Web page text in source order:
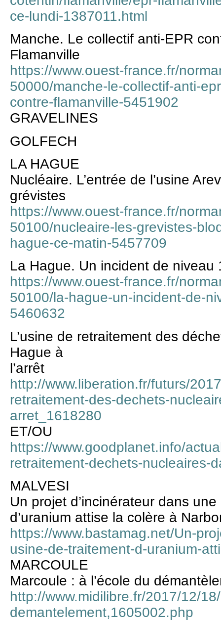
ce-lundi-1387011.html
Manche. Le collectif anti-EPR
Flamanville
https://www.ouest-france.fr/
50000/manche-le-collectif-anti-
contre-flamanville-5451902
GRAVELINES
GOLFECH
LA HAGUE
Nucléaire. L’entrée de l’usine
grévistes
https://www.ouest-france.fr/
50100/nucleaire-les-grevistes-
hague-ce-matin-5457709
La Hague. Un incident de niveau
https://www.ouest-france.fr/
50100/la-hague-un-incident-de-
5460632
L’usine de retraitement des
Hague à
l’arrêt
http://www.liberation.fr/futurs/
retraitement-des-dechets-
arret_1618280
ET/OU
https://www.goodplanet.info/
retraitement-dechets-nucleaires-
MALVESI
Un projet d’incinérateur dans
d’uranium attise la colère à
https://www.bastamag.net/Un-
usine-de-traitement-d-uranium-
MARCOULE
Marcoule : à l’école du
http://www.midilibre.fr/2017/12/
demantelement,1605002.php